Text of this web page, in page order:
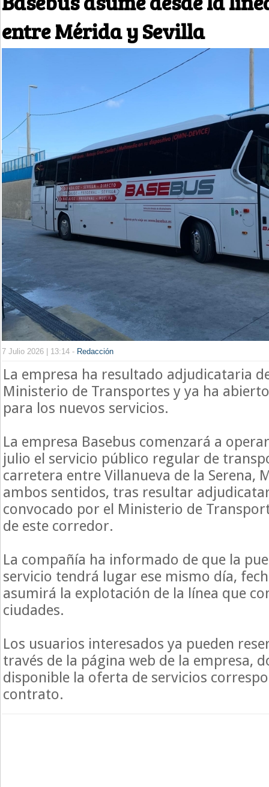
entre Mérida y Sevilla
7 Julio 2026 | 13:14 - Redacción
La empresa ha resultado adjudicataria
Ministerio de Transportes y ya ha
para los nuevos servicios.
La empresa Basebus comenzará a
julio el servicio público regular de
carretera entre Villanueva de la Serena,
ambos sentidos, tras resultar
convocado por el Ministerio de
de este corredor.
La compañía ha informado de que la
servicio tendrá lugar ese mismo día,
asumirá la explotación de la línea que
ciudades.
Los usuarios interesados ya pueden
través de la página web de la empresa,
disponible la oferta de servicios
contrato.